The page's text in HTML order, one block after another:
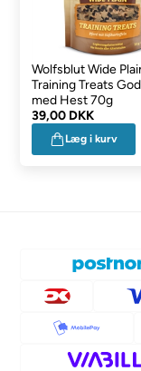
Wolfsblut Wide
Training Treats
med Hest 70g
39,00 DKK
Læg i kurv